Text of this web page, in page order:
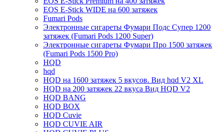
EOS E-Stick WIDE на 600 затяжек
Fumari Pods
Электронные сигареты Фумари Подс Супер 1200
затяжек (Fumari Pods 1200 Super)
Электронные сигареты Фумари Про 1500 затяжек
(Fumari Pods 1500 Pro)
HQD
hqd
HQD на 1600 затяжек 5 вкусов. Вид hqd V2 XL
HQD на 200 затяжек 22 вкуса Вид HQD V2
HQD BANG
HQD BOX
HQD Cuvie
HQD CUVIE AIR